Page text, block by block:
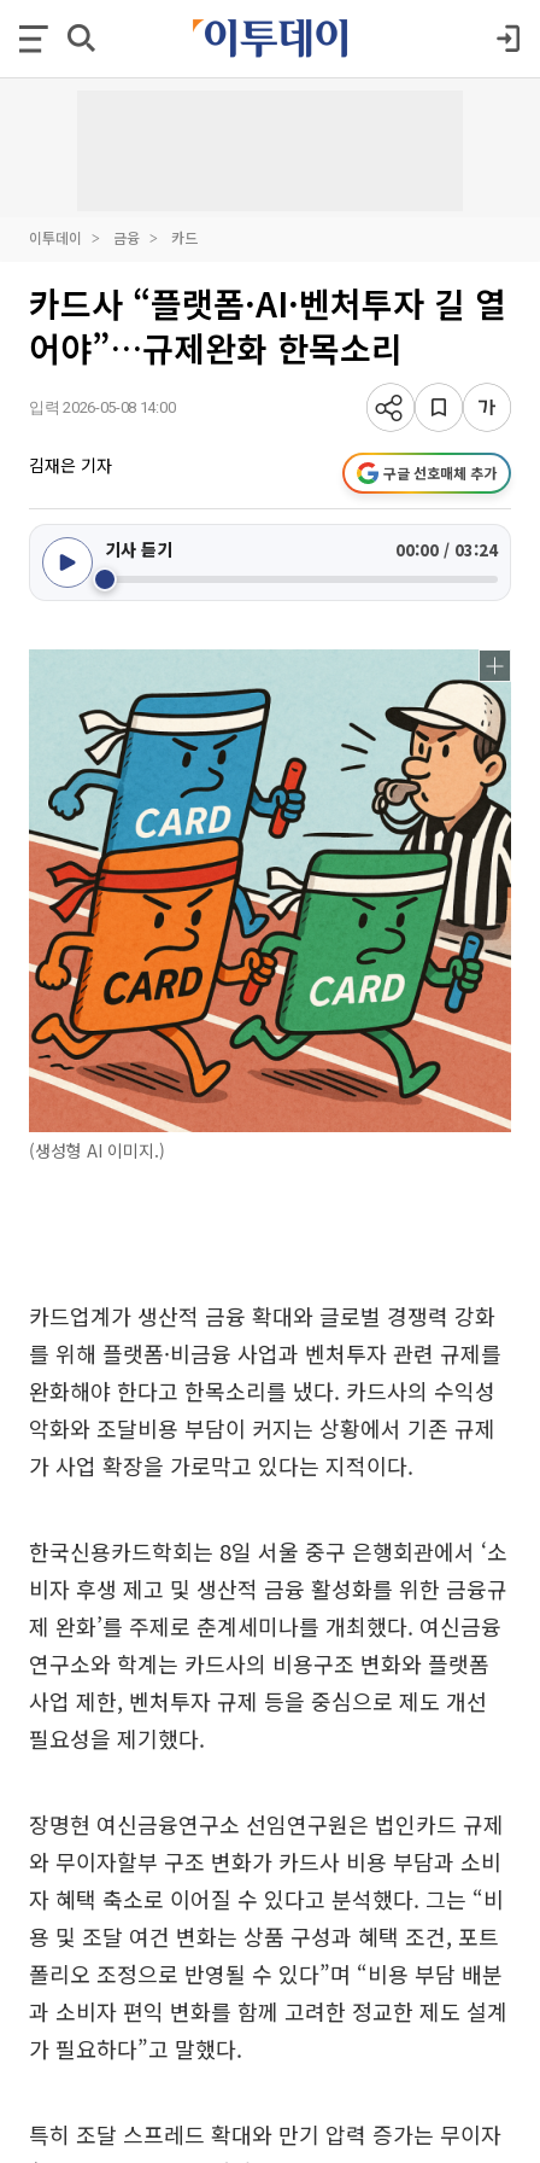
이투데이 금융 카드
카드사 “플랫폼·AI·벤처투자 길 열
어야”…규제완화 한목소리
입력 2026-05-08 14:00
김재은 기자 구글 선호매체 추가
기사 듣기 00:00 / 03:24
(생성형 AI 이미지.)
카드업계가 생산적 금융 확대와 글로벌 경쟁력 강화
를 위해 플랫폼·비금융 사업과 벤처투자 관련 규제를
완화해야 한다고 한목소리를 냈다. 카드사의 수익성
악화와 조달비용 부담이 커지는 상황에서 기존 규제
가 사업 확장을 가로막고 있다는 지적이다.
한국신용카드학회는 8일 서울 중구 은행회관에서 ‘소
비자 후생 제고 및 생산적 금융 활성화를 위한 금융규
제 완화’를 주제로 춘계세미나를 개최했다. 여신금융
연구소와 학계는 카드사의 비용구조 변화와 플랫폼
사업 제한, 벤처투자 규제 등을 중심으로 제도 개선
필요성을 제기했다.
장명현 여신금융연구소 선임연구원은 법인카드 규제
와 무이자할부 구조 변화가 카드사 비용 부담과 소비
자 혜택 축소로 이어질 수 있다고 분석했다. 그는 “비
용 및 조달 여건 변화는 상품 구성과 혜택 조건, 포트
폴리오 조정으로 반영될 수 있다”며 “비용 부담 배분
과 소비자 편익 변화를 함께 고려한 정교한 제도 설계
가 필요하다”고 말했다.
특히 조달 스프레드 확대와 만기 압력 증가는 무이자